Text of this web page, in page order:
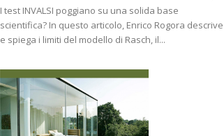
I test INVALSI poggiano su una solida base
scientifica? In questo articolo, Enrico Rogora descrive
e spiega i limiti del modello di Rasch, il...